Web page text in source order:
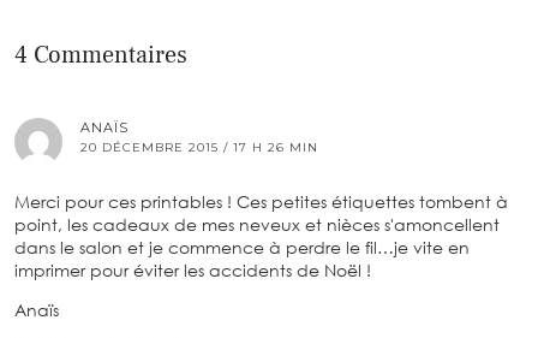
4 Commentaires
ANAÏS
20 DÉCEMBRE 2015 / 17 H 26 MIN
Merci pour ces printables ! Ces petites étiquettes tombent à
point, les cadeaux de mes neveux et nièces s'amoncellent
dans le salon et je commence à perdre le fil…je vite en
imprimer pour éviter les accidents de Noël !
Anaïs